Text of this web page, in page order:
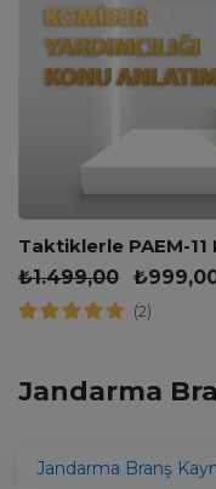
Taktiklerle PAEM-11
₺1.499,00 ₺
(2)
Jandarma
Jandarma Branş